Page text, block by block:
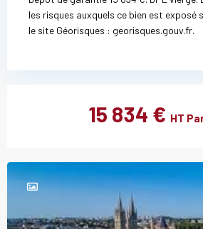
les risques auxquels ce bien est exposé
le site Géorisques : georisques.gouv.fr.
15 834 € HT